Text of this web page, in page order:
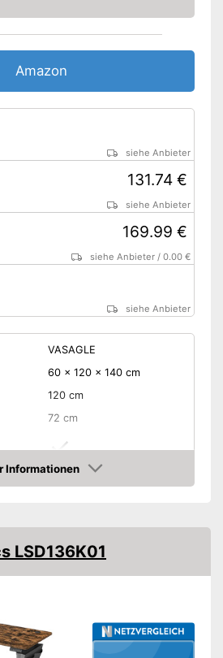
Amazon
siehe Anbieter
131.74 €
siehe Anbieter
169.99 €
siehe Anbieter /0.00 €
siehe Anbieter
VASAGLE
60 x 120 x 140 cm
120 cm
72 cm
- Braun
Schwarz
Weiß
Informationen
LSD136K01